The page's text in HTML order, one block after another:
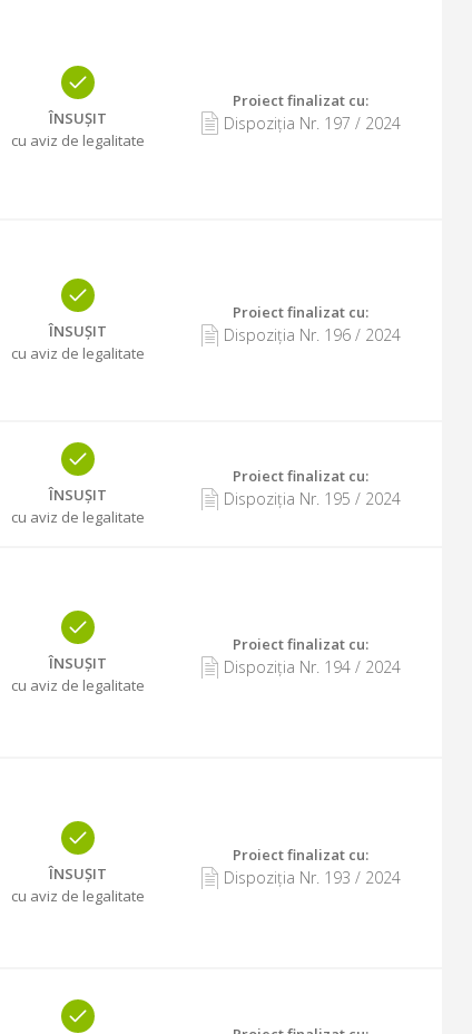
ÎNSUȘIT
cu aviz de legalitate
Proiect finalizat cu:
Dispoziția Nr. 197 / 2024
ÎNSUȘIT
cu aviz de legalitate
Proiect finalizat cu:
Dispoziția Nr. 196/ 2024
ÎNSUȘIT
cu aviz de legalitate
Proiect finalizat cu:
Dispoziția Nr. 195 / 2024
ÎNSUȘIT
cu aviz de legalitate
Proiect finalizat cu:
Dispoziția Nr. 194/ 2024
ÎNSUȘIT
cu aviz de legalitate
Proiect finalizat cu:
Dispoziția Nr. 193 / 2024